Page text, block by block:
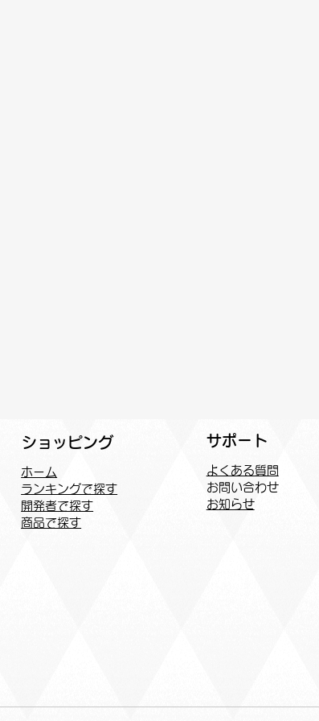
ショッピング
ホーム
ランキングで探す
開発者で探す
商品で探す
サポート
よくある質問
お問い合わせ
お知らせ